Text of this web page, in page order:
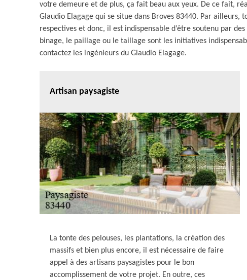
votre demeure et de plus, ça fait beau aux yeux. De ce fait,
Glaudio Elagage qui se situe dans Broves 83440. Par ailleurs,
respectives et donc, il est indispensable d’être soutenu par
binage, le paillage ou le taillage sont les initiatives
contactez les ingénieurs du Glaudio Elagage.
Artisan paysagiste
La tonte des pelouses, les plantations, la création des
massifs et bien plus encore, il est nécessaire de faire
appel à des artisans paysagistes pour le bon
accomplissement de votre projet. En outre, ces